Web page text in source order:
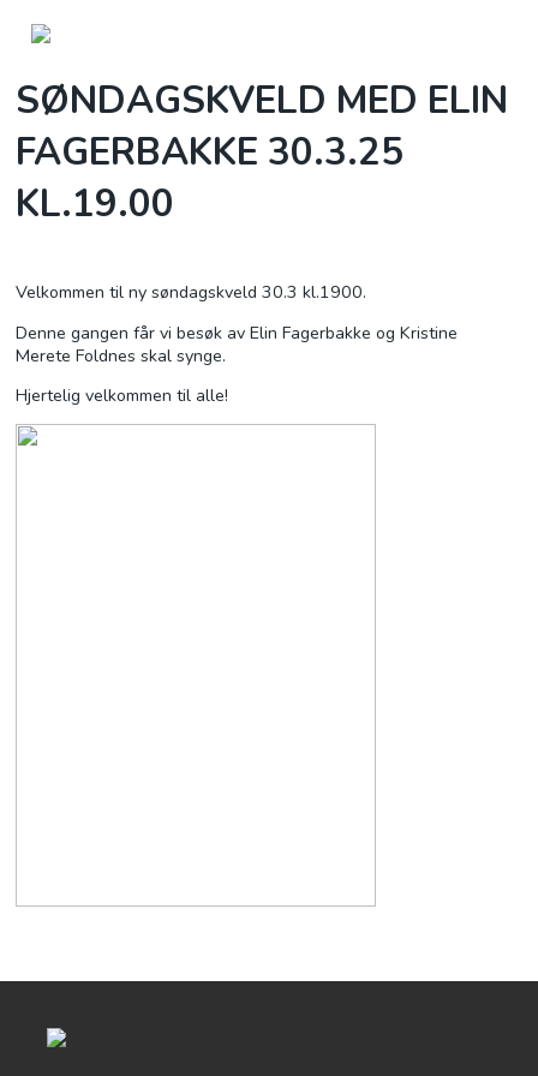
OM OSS
KALENDER
BLI MED
UTLEIE
BEDEHUSFESTIVALEN
SØNDAGSKVELD MED ELIN
FAGERBAKKE 30.3.25
KL.19.00
Velkommen til ny søndagskveld 30.3 kl.1900.
Denne gangen får vi besøk av Elin Fagerbakke og Kristine
Merete Foldnes skal synge.
Hjertelig velkommen til alle!